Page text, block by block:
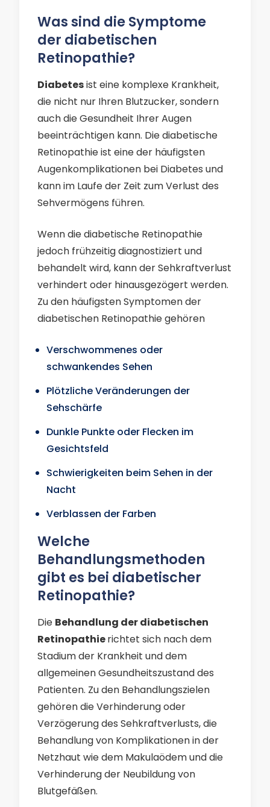
Was sind die Symptome
der diabetischen
Retinopathie?
Diabetesist eine komplexe Krankheit,
die nicht nur Ihren Blutzucker, sondern
auch die Gesundheit Ihrer Augen
beeinträchtigen kann. Die diabetische
Retinopathie ist eine der häufigsten
Augenkomplikationen bei Diabetes und
kann im Laufe der Zeit zum Verlust des
Sehvermögens führen.
Wenn die diabetische Retinopathie
jedoch frühzeitig diagnostiziert und
behandelt wird, kann der Sehkraftverlust
verhindert oder hinausgezögert werden.
Zu den häufigsten Symptomen der
diabetischen Retinopathie gehören
Verschwommenes oder
schwankendes Sehen
Plötzliche Veränderungen der
Sehschärfe
Dunkle Punkte oder Flecken im
Gesichtsfeld
Schwierigkeiten beim Sehen in der
Nacht
Verblassen der Farben
Welche
Behandlungsmethoden
gibt es bei diabetischer
Retinopathie?
Die Behandlung der diabetischen
Retinopathierichtet sich nach dem
Stadium der Krankheit und dem
allgemeinen Gesundheitszustand des
Patienten. Zu den Behandlungszielen
gehören die Verhinderung oder
Verzögerung des Sehkraftverlusts, die
Behandlung von Komplikationen in der
Netzhaut wie dem Makulaödem und die
Verhinderung der Neubildung von
Blutgefäßen.